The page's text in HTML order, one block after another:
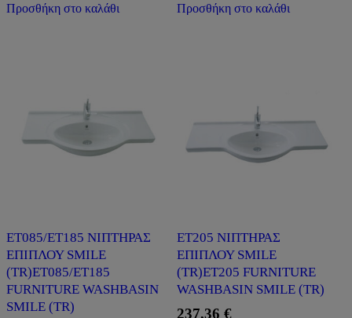
Προσθήκη στο καλάθι Προσθήκη στο καλάθι
ET085/ET185 ΝΙΠΤΗΡΑΣ
ΕΠΙΠΛΟΥ SMILE
(ΤR)ET085/ET185
FURNITURE WASHBASIN
SMILE (ΤR)
ET205 ΝΙΠΤΗΡΑΣ
ΕΠΙΠΛΟΥ SMILE
(ΤR)ET205 FURNITURE
WASHBASIN SMILE (ΤR)
237,36 €